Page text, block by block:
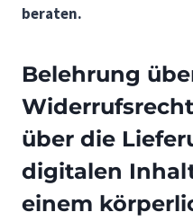
beraten.
Belehrung
über die
digitalen
einem